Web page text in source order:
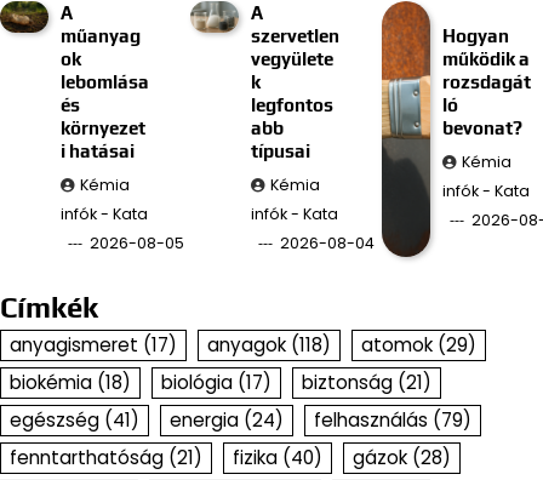
A
műanyag
ok
lebomlása
és
környezet
i hatásai
Kémia
infók - Kata
2026-08-05
A
szervetlen
vegyülete
k
legfontos
abb
típusai
Kémia
infók - Kata
2026-08-04
Hogyan
működik a
rozsdagát
ló
bevonat?
Kémia
infók - Kata
2026-
Címkék
anyagismeret (17) anyagok (118) atomok (29)
biokémia (18) biológia (17) biztonság (21)
egészség (41) energia (24) felhasználás (79)
fenntarthatóság (21) fizika (40) gázok (28)